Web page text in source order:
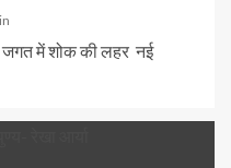
जगत में शोक की लहर नई